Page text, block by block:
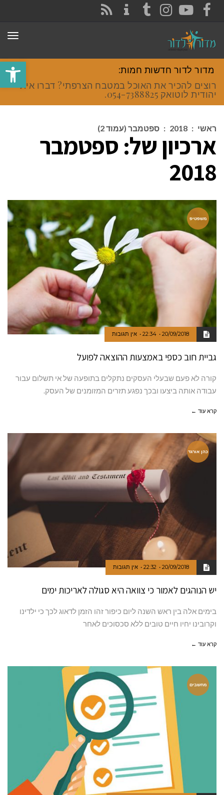
פתח
FACEBOOK
YOUTUBE
INSTAGRAM
TUMBLR
מדור לדור חדשות חמות:
רוצים להכיר את האוכל במטבח הצרפתי? דברו איתי
יהודית לוטואק 054-7388825.
ראשי :
2018
: ספטמבר (עמוד 2)
ארכיון של: ספטמבר
2018
משפטיפ
20/09/2018
22:34 אין תגובות
גביית חוב כספי באמצעות ההוצאה לפועל
קורה לא פעם שבעלי העסקים נתקלים בתופעה של אי תשלום עבור
עבודה אותה ביצעו ובכך נפגע תזרים המזומנים של העסק.
קרא עוד ←
כהן אורגד
20/09/2018
22:32 אין תגובות
יש הנוהגים לאמור כי צוואה היא סגולה לאריכות ימים
בימים אלה בין ראש השנה ליום כיפור זהו הזמן לדאוג לכך כי ילדינו
וקרובינו יחיו חיים טובים ללא סכסוכים לאחר
קרא עוד ←
מחשבים